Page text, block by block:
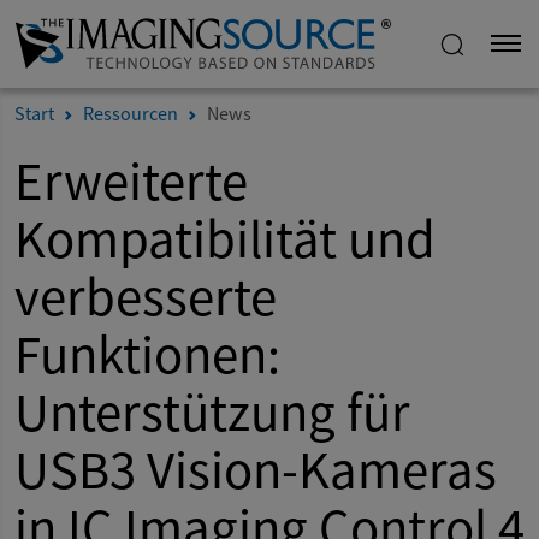
Start Ressourcen News
Erweiterte
Kompatibilität und
verbesserte
Funktionen:
Unterstützung für
USB3 Vision-Kameras